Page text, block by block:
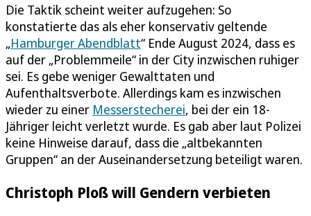
Die Taktik scheint weiter aufzugehen: So
konstatierte das als eher konservativ geltende
„Hamburger Abendblatt“ Ende August 2024, dass es
auf der „Problemmeile“ in der City inzwischen ruhiger
sei. Es gebe weniger Gewalttaten und
Aufenthaltsverbote. Allerdings kam es inzwischen
wieder zu einer Messerstecherei, bei der ein 18-
Jähriger leicht verletzt wurde. Es gab aber laut Polizei
keine Hinweise darauf, dass die „altbekannten
Gruppen“ an der Auseinandersetzung beteiligt waren.
Christoph Ploß will Gendern verbieten